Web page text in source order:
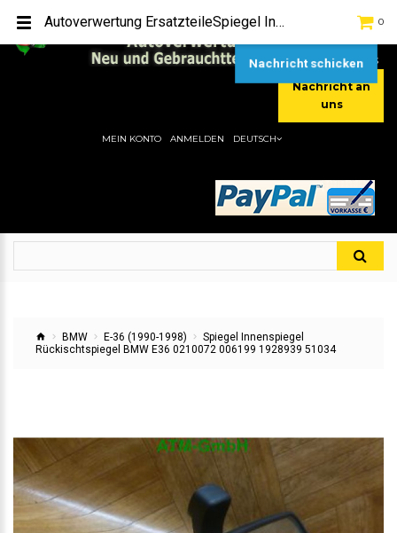
[+49] (0) 2232-5205
[+49] (0) 177 / 4080033
Nachricht an
uns
0
MEIN KONTO ANMELDEN DEUTSCH
BMW E-36 (1990-1998)
Spiegel Innenspiegel
Rückischtspiegel BMW E36 0210072 006199 1928939 51034
Autoverwertung ErsatzteileSpiegel Innenspiegel Rückischtspiegel BMW E36 0210072 006199 1928939 51034Hier gibt es viele Autoersatzteile, günstigen Preise, gute Qualität
Nachricht schicken